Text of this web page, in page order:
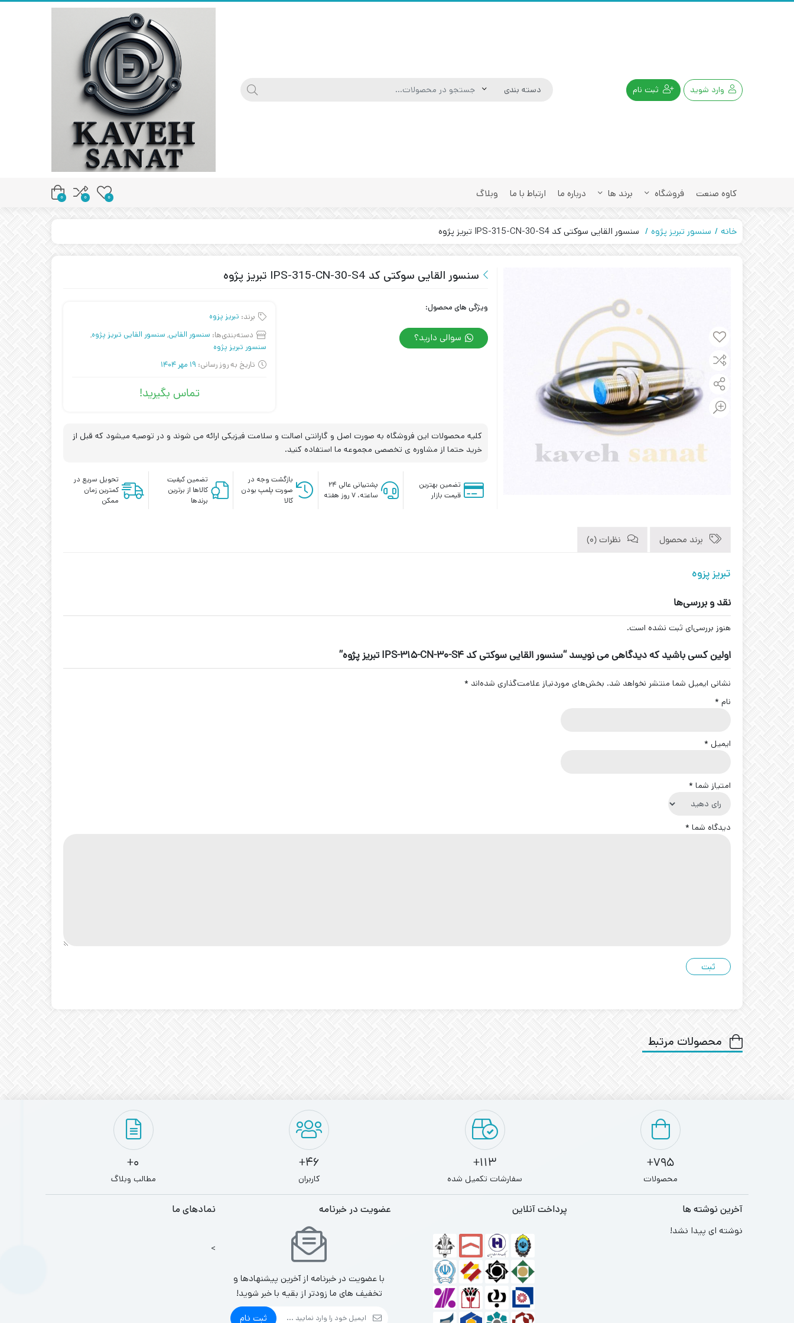
وارد شوید ثبت نام
کاوه صنعت فروشگاه برند ها درباره ما ارتباط با ما وبلاگ 0
0
0
خانه سنسور تبریز پژوه سنسور القایی سوکتی کد IPS-315-CN-30-S4 تبریز پژوه
سنسور القایی سوکتی کد IPS-315-CN-30-S4 تبریز پژوه
ویژگی های محصول:
سوالی دارید؟
برند: تبریز پزوه
دسته‌بندی‌ها: سنسور القایی, سنسور القایی تبریز پژوه,
سنسور تبریز پژوه
تاریخ به روز رسانی: 19 مهر 1404
تماس بگیرید!
کلیه محصولات این فروشگاه به صورت اصل و گارانتی اصالت و سلامت فیزیکی ارائه می شوند و در توصیه میشود که قبل از
خرید حتما از مشاوره ی تخصصی مجموعه ما استفاده کنید.
تضمین بهترین
قیمت بازار
پشتیبانی عالی ۲۴
ساعته، ۷ روز هفته
بازگشت وجه در
صورت پلمپ بودن
کالا
تضمین کیفیت
کالاها از برترین
برندها
تحویل سریع در
کمترین زمان
ممکن
برند محصول نظرات (0)
تبریز پزوه
نقد و بررسی‌ها
هنوز بررسی‌ای ثبت نشده است.
اولین کسی باشید که دیدگاهی می نویسد “سنسور القایی سوکتی کد IPS-315-CN-30-S4 تبریز پژوه”
نشانی ایمیل شما منتشر نخواهد شد. بخش‌های موردنیاز علامت‌گذاری شده‌اند *
نام *
ایمیل *
امتیاز شما *
دیدگاه شما *
محصولات مرتبط
795+
محصولات
113+
سفارشات تکمیل شده
46+
کاربران
0+
مطالب وبلاگ
آخرین نوشته ها
نوشته ای پیدا نشد!
پرداخت آنلاین عضویت در خبرنامه
با عضویت در خبرنامه از آخرین پیشنهادها و
تخفیف های ما زودتر از بقیه با خبر شوید!
ثبت نام
نمادهای ما
>